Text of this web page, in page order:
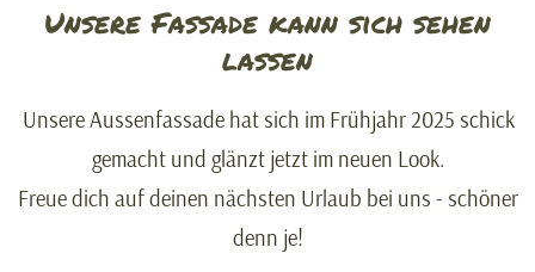
Unsere Fassade kann sich sehen
lassen
Unsere Aussenfassade hat sich im Frühjahr 2025 schick
gemacht und glänzt jetzt im neuen Look.
Freue dich auf deinen nächsten Urlaub bei uns - schöner
denn je!